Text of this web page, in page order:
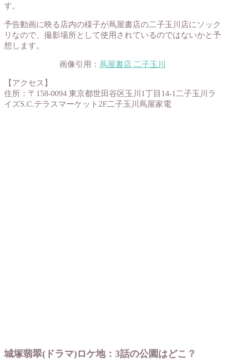
す。
予告動画に映る店内の様子が蔦屋書店の二子玉川店にソック
リなので、撮影場所として使用されているのではないかと予
想します。
画像引用： 蔦屋書店 二子玉川
【アクセス】
住所：〒158-0094 東京都世田谷区玉川1丁目14-1二子玉川ラ
イズS.C.テラスマーケット2F二子玉川蔦屋家電
城塚翡翠(ドラマ)ロケ地：3話の公園はどこ？